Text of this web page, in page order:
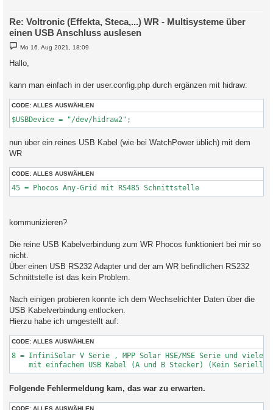
Re: Voltronic (Effekta, Steca,...) WR - Multisysteme über
einen USB Anschluss auslesen
B
e
i
t
g
Mo 16. Aug 2021, 18:09
Hallo,
kann man einfach in der user.config.php durch ergänzen mit hidraw:
CODE: ALLES AUSWÄHLEN
$USBDevice = "/dev/hidraw2";
nun über ein reines USB Kabel (wie bei WatchPower üblich) mit dem
WR
CODE: ALLES AUSWÄHLEN
45 = Phocos Any-Grid mit RS485 Schnittstelle
kommunizieren?
Die reine USB Kabelverbindung zum WR Phocos funktioniert bei mir so
nicht.
Über einen USB RS232 Adapter und der am WR befindlichen RS232
Schnittstelle ist das kein Problem.
Nach einigen probieren konnte ich dem Wechselrichter Daten über die
USB Kabelverbindung entlocken.
Hierzu habe ich umgestellt auf:
CODE: ALLES AUSWÄHLEN
8 = InfiniSolar V Serie , MPP Solar HSE/MSE Serie und viele
mit einfachem USB Kabel (A und B Stecker) (Kein Seriell
Folgende Fehlermeldung kam, das war zu erwarten.
CODE: ALLES AUSWÄHLEN